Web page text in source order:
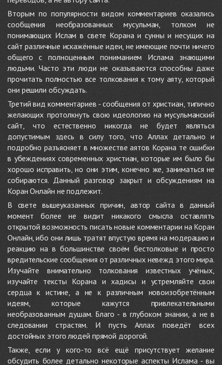
Вторым по популярности видом комментариев оказались
сообщения необразованных мусульман, толком не
понимающих Ислам в свете Корана и сунны и несущих на
сайт различные искажённые идеи, не имеющие почти ничего
общего с полноценным пониманием Ислама знающими
людьми. Часто эти люди не оказываются способны даже
прочитать полностью все толкования к тому аяту, который
они решили обсуждать.
Третий вид комментариев - сообщения от христиан, типично
желающих протолкнуть свою идеологию на мусульманский
сайт, что естественно никогда не будет являться
допустимым здесь в силу того, что Аллах детально и
подробно разъясняет в множестве аятов Корана те ошибки
в убеждениях современных христиан, которые им было бы
хорошо исправить, но они этим, конечно же, заниматься не
собираются. Данный разговор закрыт и обсуждениям на
Коран Онлайн не подлежит.
В свете вышеуказанных причин, автор сайта в данный
момент более не видит никакого смысла оставлять
открытой возможность писать новые комментарии на Коран
Онлайн, ибо они лишь тратят впустую время на модерацию и
реакцию на в большинстве своём бестолковые и просто
вредительские сообщения от различных невежд этого мира.
Изучайте внимательно толкования известных учёных,
изучайте тексты Корана и хадисы и устремляйте свои
сердца к истине, а не к различным новоизобретённым
идеям, которые кажутся привлекательными
необразованным душам. Благо - в глубоком знании, а не в
следовании страстям. И пусть Аллах поведёт всех
достойных этого людей прямой дорогой.
Также, если у кого-то всё ещё присутствует желание
обсудить более детально некоторые аспекты Ислама - вы